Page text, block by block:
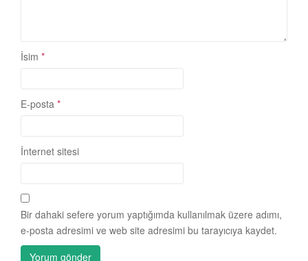
İsim *
E-posta *
İnternet sitesi
Bir dahaki sefere yorum yaptığımda kullanılmak üzere adımı,
e-posta adresimi ve web site adresimi bu tarayıcıya kaydet.